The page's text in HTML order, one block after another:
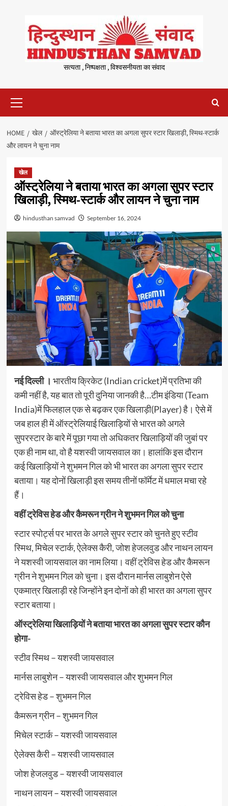
content
सत्यता , निष्पक्षता , विश्वसनीयता का संवाद
Menu
HOME खेल
ऑस्ट्रेलिया ने बताया भारत का अगला सुपर स्टार खिलाड़ी, स्मिथ-स्टार्क
और लायन ने चुना नाम
खेल
ऑस्ट्रेलिया ने बताया भारत का अगला सुपर स्टार
खिलाड़ी, स्मिथ-स्टार्क और लायन ने चुना नाम
hindusthan samvad September 16, 2024
नई दिल्‍ली । भारतीय क्रिकेट (Indian cricket)में प्रतिभा की
कमी नहीं है, यह बात तो पूरी दुनिया जानकी है…टीम इंडिया (Team
India)में फिलहाल एक से बढ़कर एक खिलाड़ी(Player) है। ऐसे में
जब हाल ही में ऑस्ट्रेलियाई खिलाड़ियों से भारत को अगले
सुपरस्टार के बारे में पूछा गया तो अधिकतर खिलाड़ियों की जुबां पर
एक ही नाम था, वो है यशस्वी जायसवाल का। हालांकि इस दौरान
कई खिलाड़ियों ने शुभमन गिल को भी भारत का अगला सुपर स्टार
बताया। यह दोनों खिलाड़ी इस समय तीनों फॉर्मेट में धमाल मचा रहे
हैं।
वहीं ट्रेविस हेड और कैमरून ग्रीन ने शुभमन गिल को चुना
स्टार स्पोर्ट्स पर भारत के अगले सुपर स्टार को चुनते हुए स्टीव
स्मिथ, मिचेल स्टार्क, ऐलेक्स कैरी, जोश हेजलवुड और नाथन लायन
ने यशस्वी जायसवाल का नाम लिया। वहीं ट्रेविस हेड और कैमरून
ग्रीन ने शुभमन गिल को चुना। इस दौरान मार्नस लाबुशेन ऐसे
एकमात्र खिलाड़ी रहे जिन्होंने इन दोनों को ही भारत का अगला सुपर
स्टार बताया।
ऑस्ट्रेलिया खिलाड़ियों ने बताया भारत का अगला सुपर स्टार कौन
होगा-
स्टीव स्मिथ – यशस्वी जायसवाल
मार्नस लाबुशेन – यशस्वी जायसवाल और शुभमन गिल
ट्रेविस हेड – शुभमन गिल
कैमरून ग्रीन – शुभमन गिल
मिचेल स्टार्क – यशस्वी जायसवाल
ऐलेक्स कैरी – यशस्वी जायसवाल
जोश हेजलवुड – यशस्वी जायसवाल
नाथन लायन – यशस्वी जायसवाल